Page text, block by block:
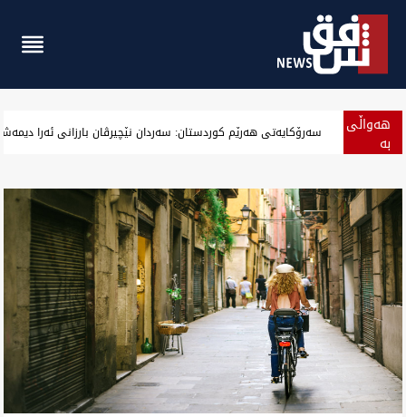
هەواڵی
بە ‏بەرزەوبوین نرخ دۆلار لە بەغداد و جیگیربوینی لە هەولێر وەگەرد